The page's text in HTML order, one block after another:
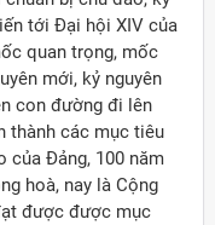
tới Đại hội XIV của
quan trọng, mốc
mới, kỷ nguyên
con đường đi lên
thành các mục tiêu
của Đảng, 100 năm
hoà, nay là Cộng
được được mục